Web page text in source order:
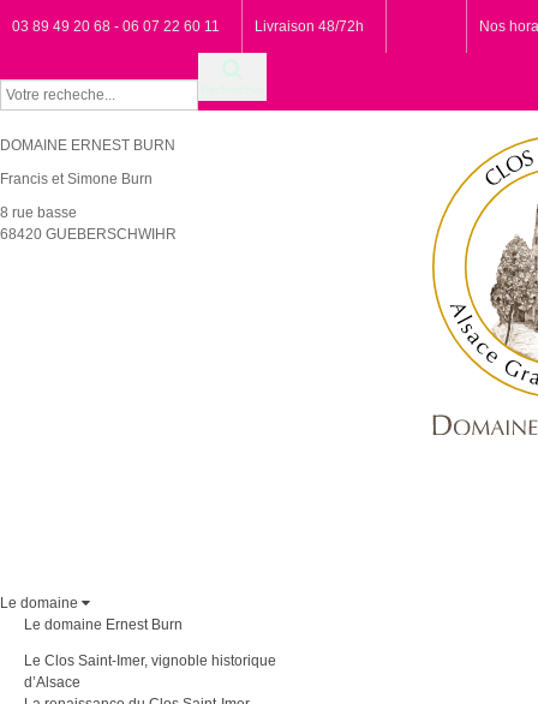
03 89 49 20 68 - 06 07 22 60 11 Livraison 48/72h Nos
Rechercher
DOMAINE ERNEST BURN
Francis et Simone Burn
8 rue basse
68420 GUEBERSCHWIHR
Le domaine
Le domaine Ernest Burn
Le Clos Saint-Imer, vignoble historique
d’Alsace